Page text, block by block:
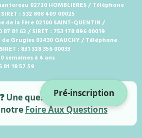
Pré-inscription
02720 HOMBLIERES / Téléphone
: 532 808 409 00025
de la Fère 02100 SAINT-QUENTIN /
81 62 / SIRET : 753 178 896 00019
Grugies 02430 GAUCHY / Téléphone
: 831 328 356 00033
semaines à 4 ans
18 57 59
❓ Une question ?
notre Foire Aux Questions